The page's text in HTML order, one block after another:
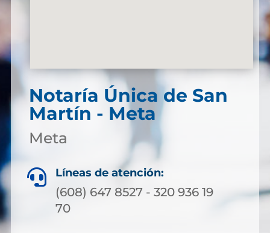
Notaría Única de San
Martín - Meta
Meta
 Líneas de atención:
(608) 647 8527 - 320 936 19
70